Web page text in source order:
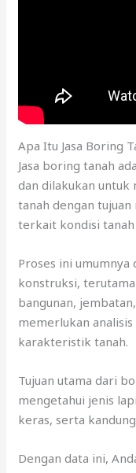
Apa Itu Jasa Boring
Jasa boring tanah
dan dilakukan untuk
tanah dengan
terkait kondisi tanah
Proses ini
konstruksi,
bangunan,
memerlukan
karakteristik tanah.
Tujuan utama dari
mengetahui jenis
keras, serta
Dengan data ini,